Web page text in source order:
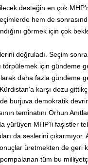
desteğin en çok
hem de
görmek için çok
doğruladı. Seçim
törpülemek için gündeme
daha fazla gündeme
karşı dozu
burjuva demokratik
teminatını Orhun
yürüyen MHP’li faşistler
da seslerini çıkarmıyor.
üretmekten de geri
tüm bu